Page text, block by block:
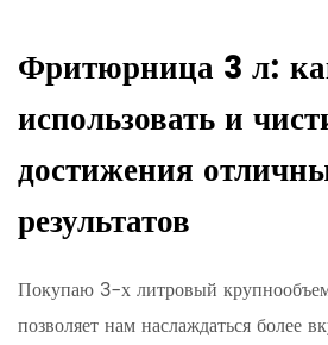
Фритюрница 3 л:
использовать и
достижения
результатов
Покупаю 3-х литровый
позволяет нам наслаждаться более